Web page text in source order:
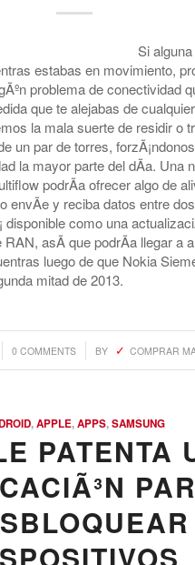
Si
estabas en movimiento,
problema de conectividad
que te alejabas de
la mala suerte de residir o
un par de torres,
la mayor parte del dÃ­a. Una
podrÃ­a ofrecer algo de
envÃ­e y reciba datos entre
disponible como una
asÃ­ que podrÃ­a llegar a
luego de que Nokia
mitad de 2013.
0 COMMENTS
/ BY COMPRAR
,APPLE,APPS,SAMSUNG
PATENTA